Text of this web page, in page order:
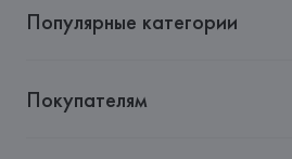
Популярные категории
Покупателям